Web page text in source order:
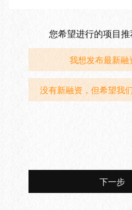
您希望进行的项目
我想发布最新融
没有新融资，但希望我
下一步